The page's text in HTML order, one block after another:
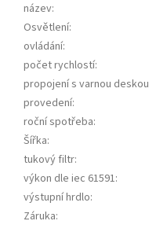
název:
Osvětlení:
ovládání:
počet rychlostí:
propojení s varnou deskou
provedení:
roční spotřeba:
Šířka:
tukový filtr:
výkon dle iec 61591:
výstupní hrdlo:
Záruka: